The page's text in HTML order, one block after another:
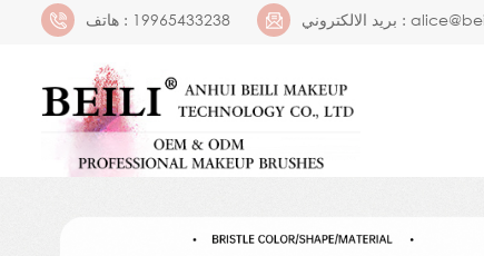
هاتف : 19965433238 بريد الالكتروني :